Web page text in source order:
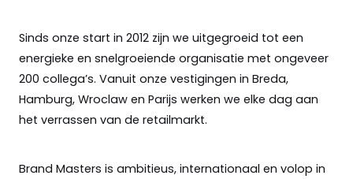
Sinds onze start in 2012 zijn we uitgegroeid tot een
energieke en snelgroeiende organisatie met ongeveer
200 collega’s. Vanuit onze vestigingen in Breda,
Hamburg, Wroclaw en Parijs werken we elke dag aan
het verrassen van de retailmarkt.
Brand Masters is ambitieus, internationaal en volop in